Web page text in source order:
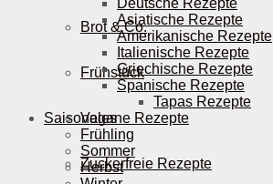
Brot & Co.
Frühstück
Vegane Rezepte
Zuckerfreie Rezepte
Deutsche Rezepte
Asiatische Rezepte
Amerikanische Rezepte
Italienische Rezepte
Griechische Rezepte
Spanische Rezepte
Tapas Rezepte
Saisonales
Frühling
Sommer
Herbst